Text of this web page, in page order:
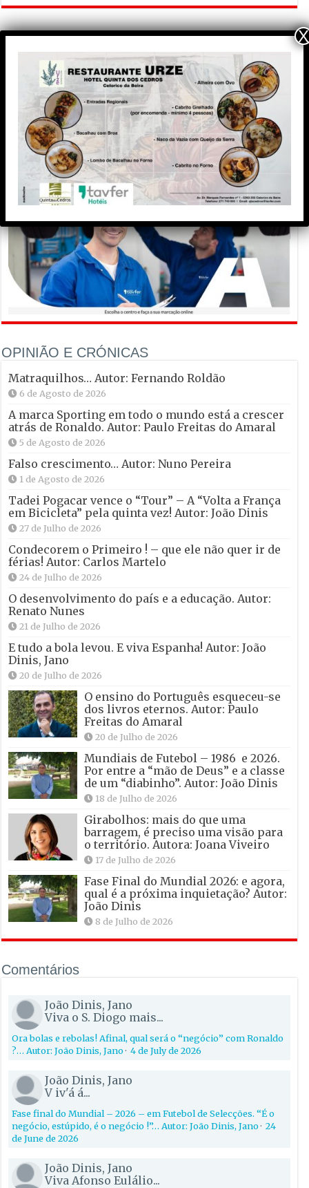
PUBLICIDADE
Meteorologia
Publicidade
OPINIÃO E CRÓNICAS
Matraquilhos… Autor: Fernando Roldão
6 de Agosto de 2026
A marca Sporting em todo o mundo está a crescer
atrás de Ronaldo. Autor: Paulo Freitas do Amaral
5 de Agosto de 2026
Falso crescimento… Autor: Nuno Pereira
1 de Agosto de 2026
Tadei Pogacar vence o “Tour” – A “Volta a França
em Bicicleta” pela quinta vez! Autor: João Dinis
27 de Julho de 2026
Condecorem o Primeiro ! – que ele não quer ir de
férias! Autor: Carlos Martelo
24 de Julho de 2026
O desenvolvimento do país e a educação. Autor:
Renato Nunes
21 de Julho de 2026
E tudo a bola levou. E viva Espanha! Autor: João
Dinis, Jano
20 de Julho de 2026
O ensino do Português esqueceu-se
dos livros eternos. Autor: Paulo
Freitas do Amaral
20 de Julho de 2026
Mundiais de Futebol – 1986 e 2026.
Por entre a “mão de Deus” e a classe
de um “diabinho”. Autor: João Dinis
18 de Julho de 2026
Girabolhos: mais do que uma
barragem, é preciso uma visão para
o território. Autora: Joana Viveiro
17 de Julho de 2026
Fase Final do Mundial 2026: e agora,
qual é a próxima inquietação? Autor:
João Dinis
8 de Julho de 2026
Comentários
João Dinis, Jano
Viva o S. Diogo mais...
Ora bolas e rebolas! Afinal, qual será o “negócio” com Ronaldo
?… Autor: João Dinis, Jano·4 de July de 2026
João Dinis, Jano
V iv'á á...
Fase final do Mundial – 2026 – em Futebol de Selecções. “É o
negócio, estúpido, é o negócio !”… Autor: João Dinis, Jano·24
de June de 2026
João Dinis, Jano
Viva Afonso Eulálio...
X